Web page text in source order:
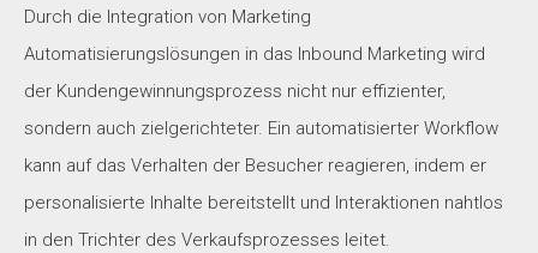
Durch die Integration von Marketing
Automatisierungslösungen in das Inbound Marketing wird
der Kundengewinnungsprozess nicht nur effizienter,
sondern auch zielgerichteter. Ein automatisierter Workflow
kann auf das Verhalten der Besucher reagieren, indem er
personalisierte Inhalte bereitstellt und Interaktionen nahtlos
in den Trichter des Verkaufsprozesses leitet.